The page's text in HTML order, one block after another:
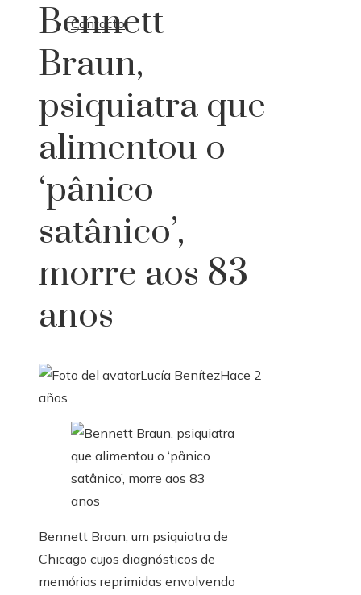
Contacto
Bennett
Braun,
psiquiatra que
alimentou o
‘pânico
satânico’,
morre aos 83
anos
Lucía BenítezHace 2
años
Bennett Braun, um psiquiatra de
Chicago cujos diagnósticos de
memórias reprimidas envolvendo